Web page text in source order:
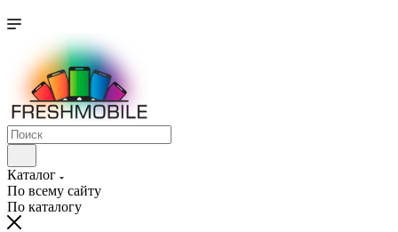
Каталог
По всему сайту
По каталогу